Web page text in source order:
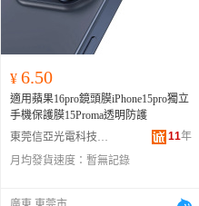
¥ 6.50
適用蘋果16pro鏡頭膜iPhone15pro獨立
手機保護膜15Proma透明防護
東莞信亞光電科技有限公司
11年
月均發貨速度： 暫無記錄